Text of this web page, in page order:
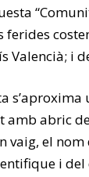
ferides
Valencià; i
s’aproxima
amb abric
vaig, el
i